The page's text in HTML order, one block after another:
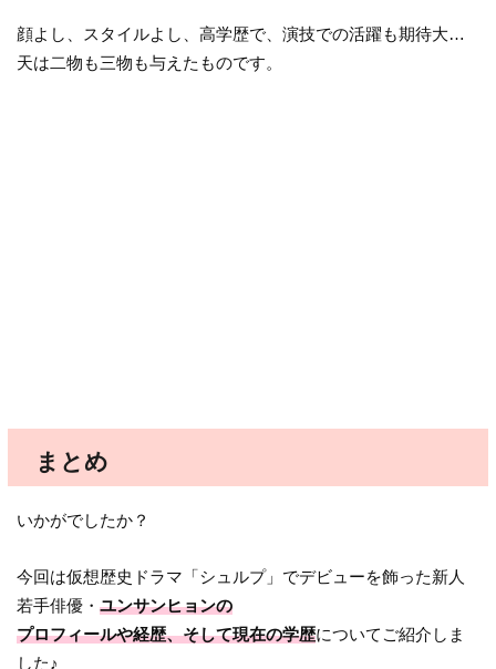
顔よし、スタイルよし、高学歴で、演技での活躍も期待大…
天は二物も三物も与えたものです。
まとめ
いかがでしたか？
今回は仮想歴史ドラマ「シュルプ」でデビューを飾った新人
若手俳優・ユンサンヒョンの
プロフィールや経歴、そして現在の学歴についてご紹介しま
した♪